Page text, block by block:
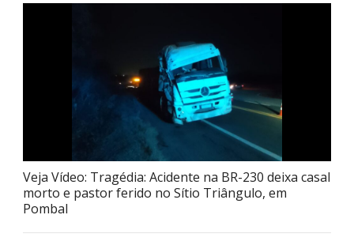
Veja Vídeo: Tragédia: Acidente na BR-230 deixa casal
morto e pastor ferido no Sítio Triângulo, em
Pombal